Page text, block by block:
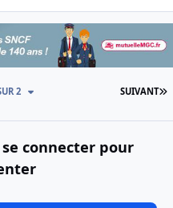
SUIVANT
2
connecter pour